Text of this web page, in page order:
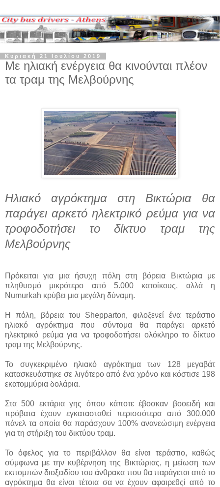
Κυριακή 21 Ιουλίου 2019
Με ηλιακή ενέργεια θα κινούνται πλέον
τα τραμ της Μελβούρνης
Ηλιακό αγρόκτημα στη Βικτώρια θα
παράγει αρκετό ηλεκτρικό ρεύμα για να
τροφοδοτήσει το δίκτυο τραμ της
Μελβούρνης
Πρόκειται για μια ήσυχη πόλη στη βόρεια Βικτώρια με
πληθυσμό μικρότερο από 5.000 κατοίκους, αλλά η
Numurkah κρύβει μια μεγάλη δύναμη.
Η πόλη, βόρεια του Shepparton, φιλοξενεί ένα τεράστιο
ηλιακό αγρόκτημα που σύντομα θα παράγει αρκετό
ηλεκτρικό ρεύμα για να τροφοδοτήσει ολόκληρο το δίκτυο
τραμ της Μελβούρνης.
Το συγκεκριμένο ηλιακό αγρόκτημα των 128 μεγαβάτ
κατασκευάστηκε σε λιγότερο από ένα χρόνο και κόστισε 198
εκατομμύρια δολάρια.
Στα 500 εκτάρια γης όπου κάποτε έβοσκαν βοοειδή και
πρόβατα έχουν εγκατασταθεί περισσότερα από 300.000
πάνελ τα οποία θα παράσχουν 100% ανανεώσιμη ενέργεια
για τη στήριξη του δικτύου τραμ.
Το όφελος για το περιβάλλον θα είναι τεράστιο, καθώς
σύμφωνα με την κυβέρνηση της Βικτώριας, η μείωση των
εκπομπών διοξειδίου του άνθρακα που θα παράγεται από το
αγρόκτημα θα είναι τέτοια σα να έχουν αφαιρεθςί από το